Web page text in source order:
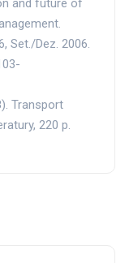
and future of
Set./Dez. 2006.
Transport
220 p.